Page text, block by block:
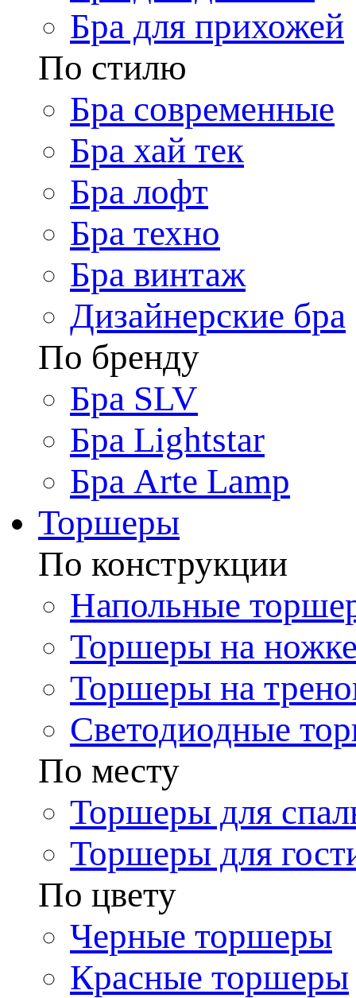
Бра для прихожей
По стилю
Бра современные
Бра хай тек
Бра лофт
Бра техно
Бра винтаж
Дизайнерские бра
По бренду
Бра SLV
Бра Lightstar
Бра Arte Lamp
Торшеры
По конструкции
Напольные
Торшеры на
Торшеры на
Светодиодные
По месту
Торшеры для
Торшеры для
По цвету
Черные торшеры
Красные торшеры